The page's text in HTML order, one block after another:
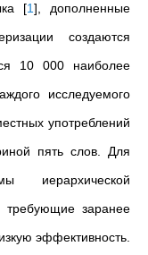
[1] , дополненные
создаются
10 000 наиболее
исследуемого
употреблений
пять слов. Для
иерархической
требующие заранее
эффективность.